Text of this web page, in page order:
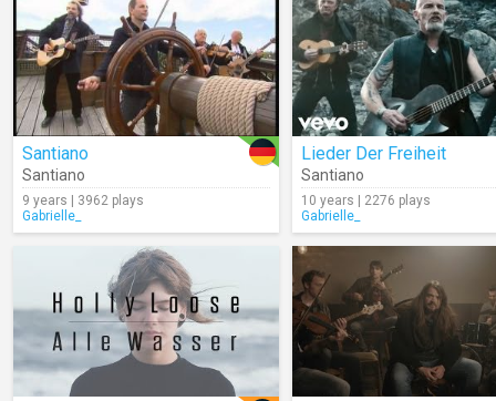
Santiano
Santiano
9 years | 3962 plays
Gabrielle_
Lieder Der Freiheit
Santiano
10 years | 2276 plays
Gabrielle_